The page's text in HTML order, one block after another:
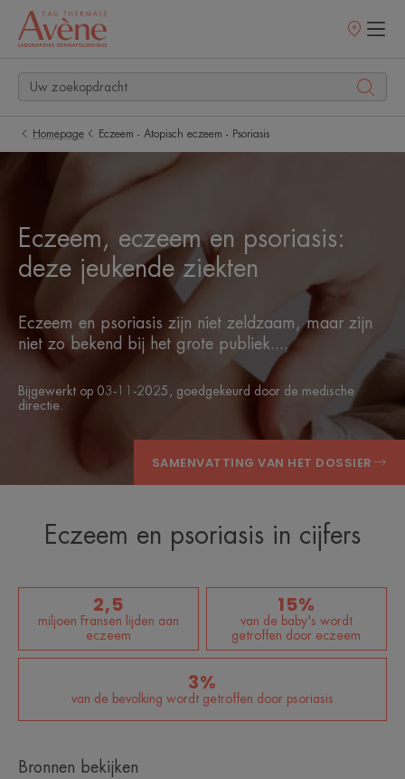
Homepage Eczeem - Atopisch eczeem - Psoriasis
Eczeem, eczeem en psoriasis:
deze jeukende ziekten
Eczeem en psoriasis zijn niet zeldzaam, maar zijn
niet zo bekend bij het grote publiek....
Bijgewerkt op 03-11-2025 , goedgekeurd door de medische
directie
SAMENVATTING VAN HET DOSSIER
Eczeem en psoriasis in cijfers
2,5
miljoen Fransen lijden aan
eczeem
15%
van de baby's wordt
getroffen door eczeem
3%
van de bevolking wordt getroffen door psoriasis
Bronnen bekijken